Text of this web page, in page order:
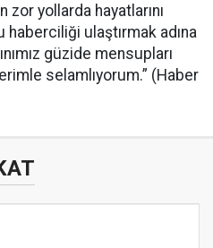
zor yollarda hayatlarını
ulaştırmak adına
güzide mensupları
selamlıyorum.” (Haber